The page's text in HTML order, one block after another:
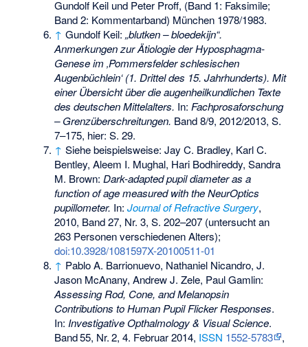
Gundolf Keil und Peter Proff, (Band 1: Faksimile;
Band 2: Kommentarband) München 1978/1983.
↑ Gundolf Keil:„blutken – bloedekijn“.
Anmerkungen zur Ätiologie der Hyposphagma-
Genese im ‚Pommersfelder schlesischen
Augenbüchlein‘ (1. Drittel des 15. Jahrhunderts). Mit
einer Übersicht über die augenheilkundlichen Texte
des deutschen Mittelalters. In: Fachprosaforschung
– Grenzüberschreitungen. Band 8/9, 2012/2013, S.
7–175, hier: S. 29.
↑ Siehe beispielsweise: Jay C. Bradley, Karl C.
Bentley, Aleem I. Mughal, Hari Bodhireddy, Sandra
M. Brown:Dark-adapted pupil diameter as a
function of age measured with the NeurOptics
pupillometer. In:Journal of Refractive Surgery,
2010, Band 27, Nr. 3, S. 202–207 (untersucht an
263 Personen verschiedenen Alters);
doi:10.3928/1081597X-20100511-01
↑ Pablo A. Barrionuevo, Nathaniel Nicandro, J.
Jason McAnany, Andrew J. Zele, Paul Gamlin:
Assessing Rod, Cone, and Melanopsin
Contributions to Human Pupil Flicker Responses.
In: Investigative Opthalmology & Visual Science.
Band55, Nr.2, 4. Februar 2014, ISSN 1552-5783
,